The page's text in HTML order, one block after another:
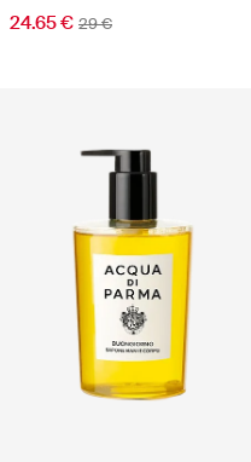
24.65 € 29 €